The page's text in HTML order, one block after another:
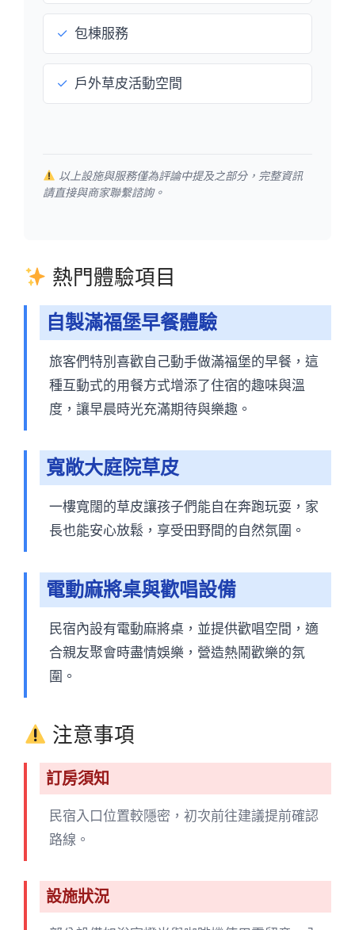
✓ 包棟服務
✓ 戶外草皮活動空間
以上設施與服務僅為評論中提及之部分，完整資訊
請直接與商家聯繫諮詢。
熱門體驗項目
自製滿福堡早餐體驗
旅客們特別喜歡自己動手做滿福堡的早餐，這
種互動式的用餐方式增添了住宿的趣味與溫
度，讓早晨時光充滿期待與樂趣。
寬敞大庭院草皮
一樓寬闊的草皮讓孩子們能自在奔跑玩耍，家
長也能安心放鬆，享受田野間的自然氛圍。
電動麻將桌與歡唱設備
民宿內設有電動麻將桌，並提供歡唱空間，適
合親友聚會時盡情娛樂，營造熱鬧歡樂的氛
圍。
注意事項
訂房須知
民宿入口位置較隱密，初次前往建議提前確認
路線。
設施狀況